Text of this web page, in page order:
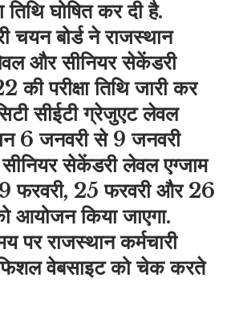
घोषित कर दी है.
चयन बोर्ड ने राजस्थान
और सीनियर सेकेंडरी
परीक्षा तिथि जारी कर
सीईटी ग्रेजुएट लेवल
6 जनवरी से 9 जनवरी
सेकेंडरी लेवल एग्जाम
फरवरी, 25 फरवरी और 26
आयोजन किया जाएगा.
पर राजस्थान कर्मचारी
वेबसाइट को चेक करते